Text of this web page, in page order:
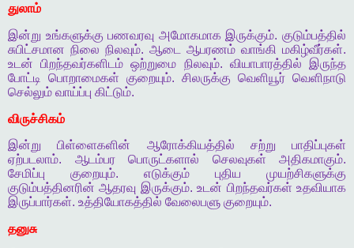
துலாம்
இன்று உங்களுக்கு பணவரவு அமோகமாக இருக்கும்.குடும்பத்தில்
சுபிட்சமான நிலை நிலவும். ஆடை ஆபரணம் வாங்கி மகிழ்வீர்கள்.
உடன்
பிறந்தவர்களிடம் ஒற்றுமை நிலவும். வியாபாரத்தில்
இருந்த
போட்டி
பொறாமைகள் குறையும். சிலருக்கு வெளியூர் வெளிநாடு
செல்லும் வாய்ப்பு கிட்டும்.
விருச்சிகம்
இன்று
பிள்ளைகளின் ஆரோக்கியத்தில் சற்று
பாதிப்புகள்
ஏற்படலாம். ஆடம்பர பொருட்களால் செலவுகள் அதிகமாகும்.
சேமிப்பு
குறையும். எடுக்கும் புதிய
முயற்சிகளுக்கு
குடும்பத்தினரின் ஆதரவு இருக்கும்.உடன் பிறந்தவர்கள் உதவியாக
இருப்பார்கள். உத்தியோகத்தில் வேலைபளு குறையும்.
தனுசு